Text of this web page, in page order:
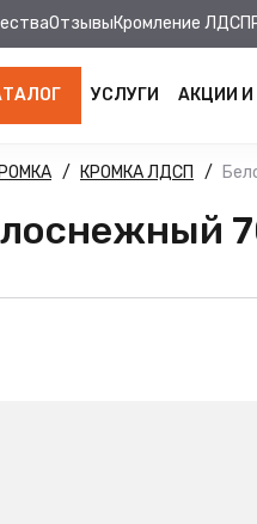
ОтзывыКромление ЛДСП
УСЛУГИ АКЦИИ И
КРОМКА ЛДСП